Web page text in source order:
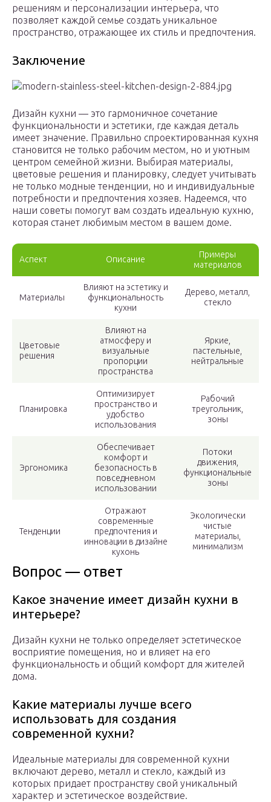
решениям и персонализации интерьера, что
позволяет каждой семье создать уникальное
пространство, отражающее их стиль и предпочтения.
Заключение
Дизайн кухни — это гармоничное сочетание
функциональности и эстетики, где каждая деталь
имеет значение. Правильно спроектированная кухня
становится не только рабочим местом, но и уютным
центром семейной жизни. Выбирая материалы,
цветовые решения и планировку, следует учитывать
не только модные тенденции, но и индивидуальные
потребности и предпочтения хозяев. Надеемся, что
наши советы помогут вам создать идеальную кухню,
которая станет любимым местом в вашем доме.
Аспект Описание
Примеры
материалов
Материалы
Влияют на эстетику и
функциональность
кухни
Дерево, металл,
стекло
Цветовые
решения
Влияют на
атмосферу и
визуальные
пропорции
пространства
Яркие,
пастельные,
нейтральные
Планировка
Оптимизирует
пространство и
удобство
использования
Рабочий
треугольник,
зоны
Эргономика
Обеспечивает
комфорт и
безопасность в
повседневном
использовании
Потоки
движения,
функциональные
зоны
Тенденции
Отражают
современные
предпочтения и
инновации в дизайне
кухонь
Экологически
чистые
материалы,
минимализм
Вопрос — ответ
Какое значение имеет дизайн кухни в
интерьере?
Дизайн кухни не только определяет эстетическое
восприятие помещения, но и влияет на его
функциональность и общий комфорт для жителей
дома.
Какие материалы лучше всего
использовать для создания
современной кухни?
Идеальные материалы для современной кухни
включают дерево, металл и стекло, каждый из
которых придает пространству свой уникальный
характер и эстетическое воздействие.